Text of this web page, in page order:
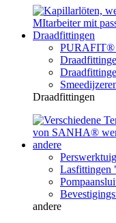
Draadfittingen
PURAFIT®
Draadfittingen
andere
Lasfittingen
andere